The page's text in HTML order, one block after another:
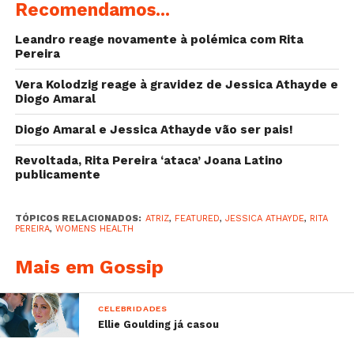
Recomendamos...
Leandro reage novamente à polémica com Rita
Pereira
Vera Kolodzig reage à gravidez de Jessica Athayde e
Diogo Amaral
Diogo Amaral e Jessica Athayde vão ser pais!
Revoltada, Rita Pereira ‘ataca’ Joana Latino
publicamente
TÓPICOS RELACIONADOS: ATRIZ, FEATURED, JESSICA ATHAYDE, RITA
PEREIRA, WOMENS HEALTH
Mais em Gossip
CELEBRIDADES
Ellie Goulding já casou